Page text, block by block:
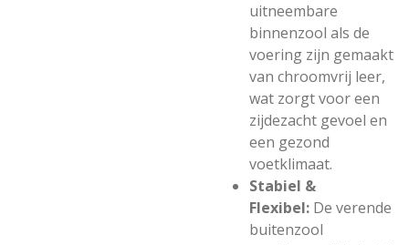
uitneembare
binnenzool als de
voering zijn gemaakt
van chroomvrij leer,
wat zorgt voor een
zijdezacht gevoel en
een gezond
voetklimaat.
Stabiel &
Flexibel: De verende
buitenzool